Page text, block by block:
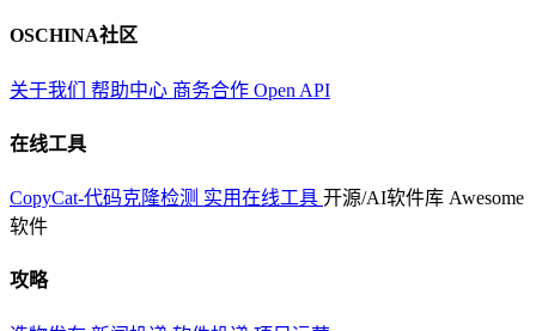
OSCHINA社区
关于我们 帮助中心 商务合作 Open API
在线工具
CopyCat-代码克隆检测 实用在线工具 开源/AI软件库 Awesome
软件
攻略